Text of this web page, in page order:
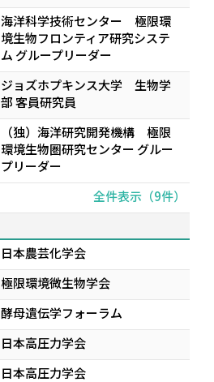
海洋科学技術センター 極限環
境生物フロンティア研究システ
ム グループリーダー
ジョズホプキンス大学 生物学
部 客員研究員
（独）海洋研究開発機構 極限
環境生物圏研究センター グルー
プリーダー
全件表示（9件）
日本農芸化学会
極限環境微生物学会
酵母遺伝学フォーラム
日本高圧力学会
日本高圧力学会